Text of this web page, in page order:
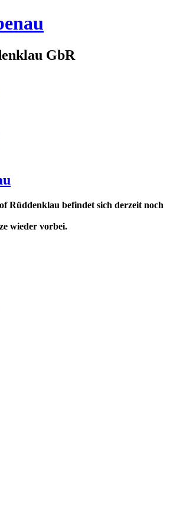
GbR
Rüddenklau befindet sich derzeit noch
wieder vorbei.